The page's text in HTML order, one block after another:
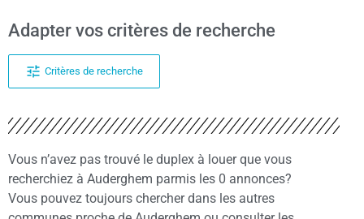
Adapter vos critères de recherche
Critères de recherche
Vous n’avez pas trouvé le duplex à louer que vous
recherchiez à Auderghem parmis les 0 annonces?
Vous pouvez toujours chercher dans les autres